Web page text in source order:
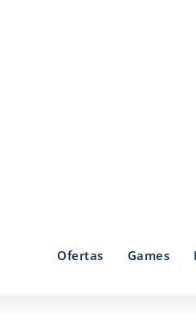
Ofertas Games